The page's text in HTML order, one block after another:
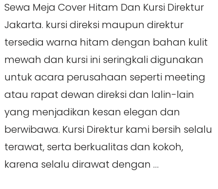
Sewa Meja Cover Hitam Dan Kursi Direktur
Jakarta. kursi direksi maupun direktur
tersedia warna hitam dengan bahan kulit
mewah dan kursi ini seringkali digunakan
untuk acara perusahaan seperti meeting
atau rapat dewan direksi dan lalin-lain
yang menjadikan kesan elegan dan
berwibawa. Kursi Direktur kami bersih selalu
terawat, serta berkualitas dan kokoh,
karena selalu dirawat dengan …